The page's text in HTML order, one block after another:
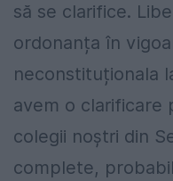
să se clarifice.
ordonanța în
neconstituționala
avem o clarificare
colegii noştri din
complete,